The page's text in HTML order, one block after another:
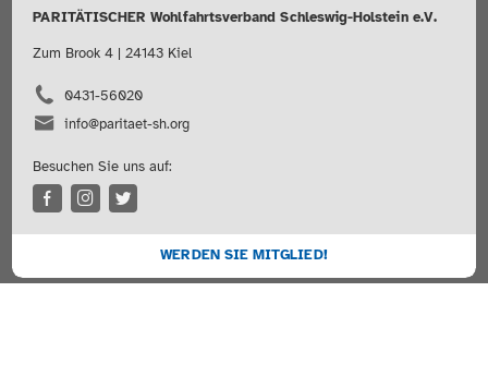
PARITÄTISCHER Wohlfahrtsverband Schleswig-Holstein e.V.
Zum Brook 4 | 24143 Kiel
0431-56020
info@paritaet-sh.org
Besuchen Sie uns auf:
WERDEN SIE MITGLIED!